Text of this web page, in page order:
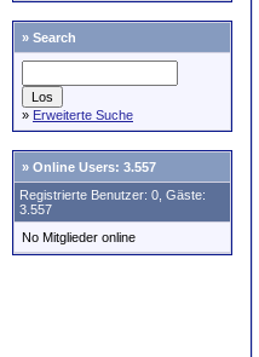
» Search
» Erweiterte Suche
» Online Users: 3.557
Registrierte Benutzer: 0, Gäste:
3.557
No Mitglieder online